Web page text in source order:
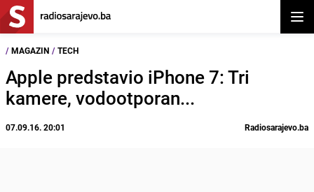
/ MAGAZIN / TECH
Apple predstavio iPhone 7: Tri
kamere, vodootporan...
07.09.16. 20:01 Radiosarajevo.ba